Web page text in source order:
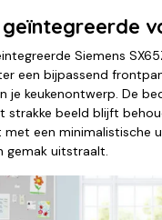
Siemens
een bijpassend
je keukenontwerp. De
strakke beeld blijft
een minimalistische
gemak uitstraalt.